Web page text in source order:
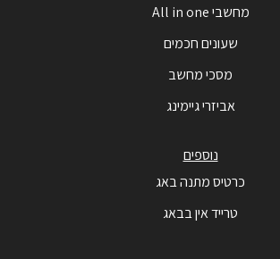
מחשבי All in one
שעונים חכמים
מסכי מחשב
אביזרי גיימינג
נוספים
כרטיס מתנה באג
טרייד אין בבאג